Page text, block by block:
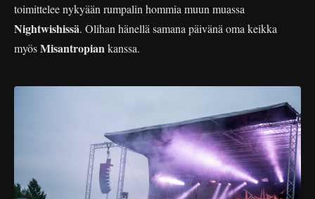
toimittelee nykyään rumpalin hommia muun muassa
Nightwishissä. Olihan hänellä samana päivänä oma keikka
myösMisantropiankanssa.